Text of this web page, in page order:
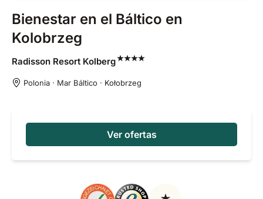
Bienestar en el Báltico en
Kolobrzeg
Radisson Resort Kolberg
Polonia · Mar Báltico · Kołobrzeg
Ver ofertas